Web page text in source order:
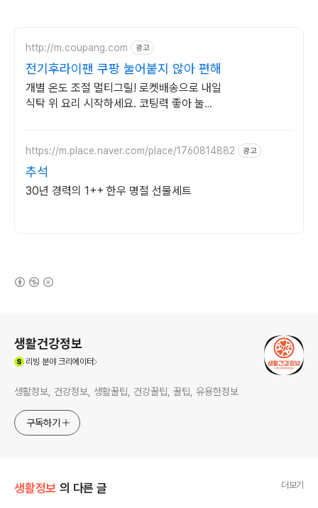
http://m.coupang.com 광고
전기후라이팬 쿠팡 눌어붙지 않아 편해
개별 온도 조절 멀티그릴! 로켓배송으로 내일
식탁 위 요리 시작하세요. 코팅력 좋아 눌어
https://m.place.naver.com/place/1760814882 광고
추석
30년 경력의 1++ 한우 명절 선물세트
생활건강정보
리빙 분야 크리에이터
생활정보, 건강정보, 생활꿀팁, 건강꿀팁, 꿀팁, 유용한정보
구독하기
생활정보 의 다른 글 더보기